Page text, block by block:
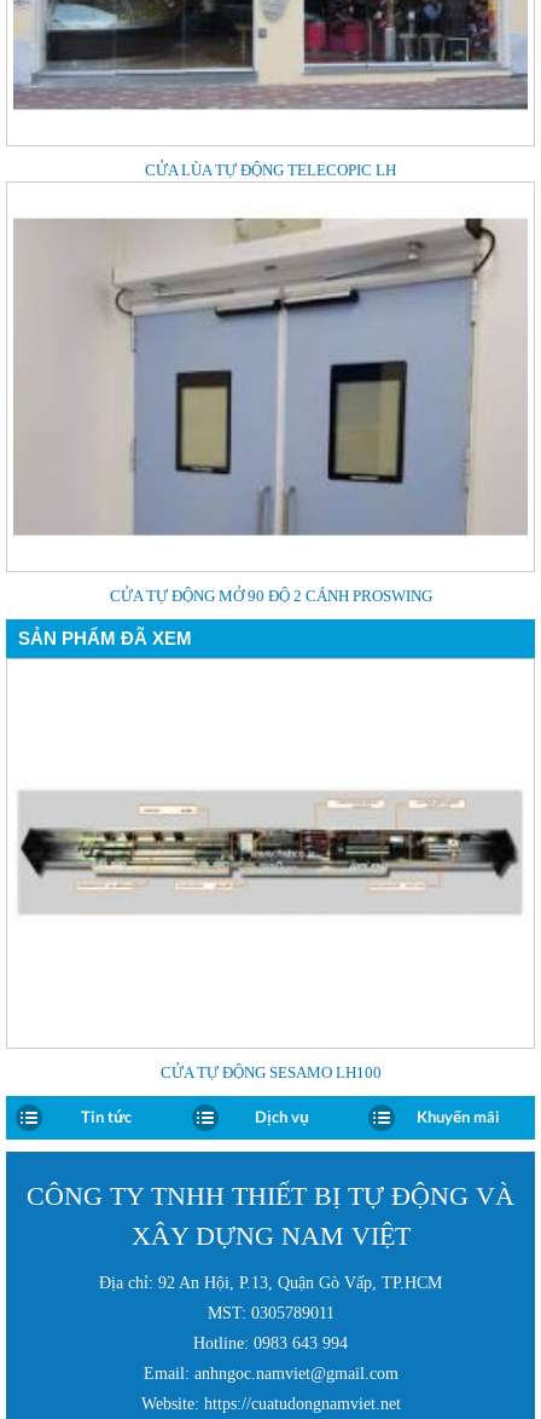
CỬA LÙA TỰ ĐỘNG TELECOPIC LH
CỬA TỰ ĐỘNG MỞ 90 ĐỘ 2 CÁNH PROSWING
SẢN PHẨM ĐÃ XEM
CỬA TỰ ĐỘNG SESAMO LH100
Tin tức Dịch vụ Khuyến mãi
CÔNG TY TNHH THIẾT BỊ TỰ ĐỘNG VÀ
XÂY DỰNG NAM VIỆT
Địa chỉ: 92 An Hội, P.13, Quận Gò Vấp, TP.HCM
MST: 0305789011
Hotline: 0983 643 994
Email: anhngoc.namviet@gmail.com
Website: https://cuatudongnamviet.net